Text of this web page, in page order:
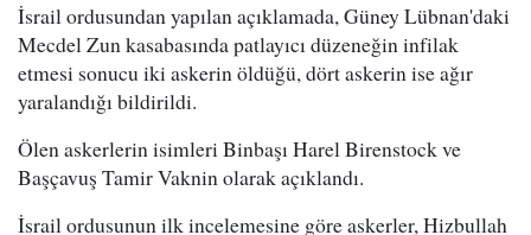
İsrail ordusundan yapılan açıklamada, Güney Lübnan'daki
Mecdel Zun kasabasında patlayıcı düzeneğin infilak
etmesi sonucu iki askerin öldüğü, dört askerin ise ağır
yaralandığı bildirildi.
Ölen askerlerin isimleri Binbaşı Harel Birenstock ve
Başçavuş Tamir Vaknin olarak açıklandı.
İsrail ordusunun ilk incelemesine göre askerler, Hizbullah